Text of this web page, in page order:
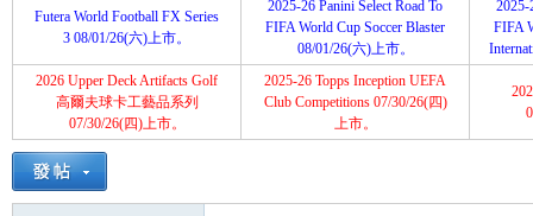
Futera World Football FX Series
3 08/01/26(六)上市。
2025-26 Panini Select Road To
FIFA World Cup Soccer Blaster
08/01/26(六)上市。
2025-
FIFA
2026 Upper Deck Artifacts Golf
高爾夫球卡工藝品系列
07/30/26(四)上市。
2025-26 Topps Inception UEFA
Club Competitions 07/30/26(四)
上市。